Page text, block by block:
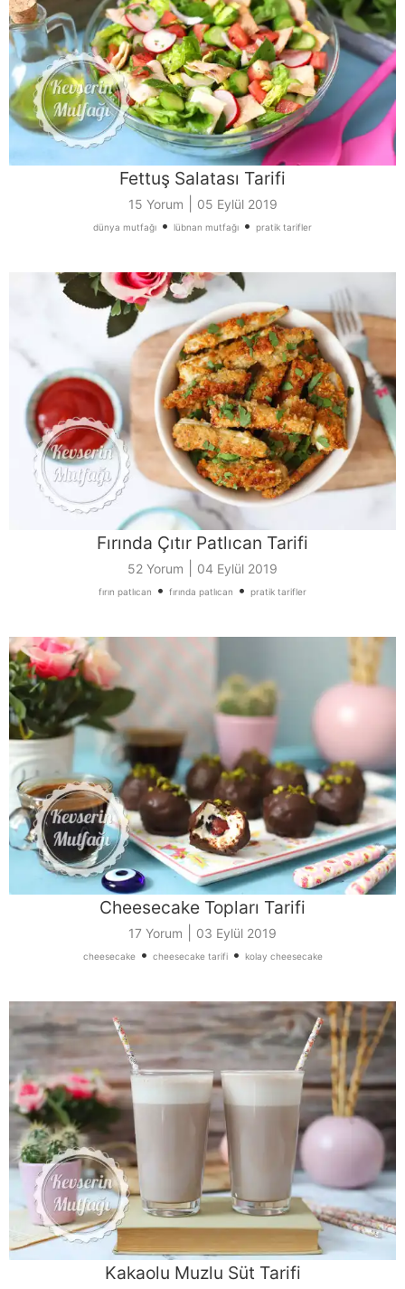
Fettuş Salatası Tarifi
15 Yorum 05 Eylül 2019
dünya mutfağı • lübnan mutfağı • pratik tarifler
Fırında Çıtır Patlıcan Tarifi
52 Yorum 04 Eylül 2019
fırın patlıcan • fırında patlıcan • pratik tarifler
Cheesecake Topları Tarifi
17 Yorum 03 Eylül 2019
cheesecake• cheesecake tarifi• kolay cheesecake
Kakaolu Muzlu Süt Tarifi